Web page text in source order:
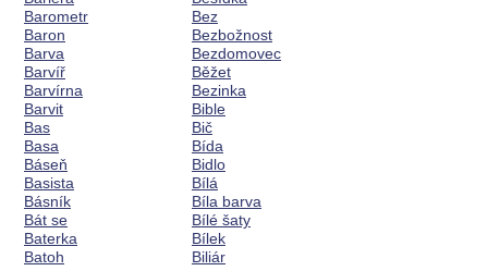
Barometr
Baron
Barva
Barvíř
Barvírna
Barvit
Bas
Basa
Báseň
Basista
Básník
Bát se
Baterka
Batoh
Bez
Bezbožnost
Bezdomovec
Běžet
Bezinka
Bible
Bič
Bída
Bidlo
Bílá
Bíla barva
Bílé šaty
Bílek
Biliár